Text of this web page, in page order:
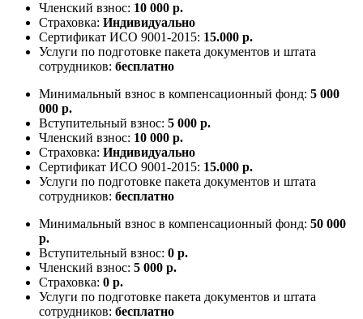
Членский взнос: 10 000 р.
Страховка: Индивидуально
Сертификат ИСО 9001-2015: 15.000 р.
Услуги по подготовке пакета документов и штата
сотрудников: бесплатно
Минимальный взнос в компенсационный фонд: 5 000
000 р.
Вступительный взнос: 5 000 р.
Членский взнос: 10 000 р.
Страховка: Индивидуально
Сертификат ИСО 9001-2015: 15.000 р.
Услуги по подготовке пакета документов и штата
сотрудников: бесплатно
Минимальный взнос в компенсационный фонд: 50 000
р.
Вступительный взнос: 0 р.
Членский взнос: 5 000 р.
Страховка: 0 р.
Услуги по подготовке пакета документов и штата
сотрудников: бесплатно